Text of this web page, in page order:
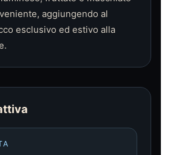
aggiungendo al
esclusivo ed estivo alla